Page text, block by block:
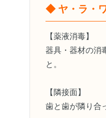
◆ ヤ・ラ・
【薬液消毒】
器具・器材の消
と。
【隣接面】
歯と歯が隣り合